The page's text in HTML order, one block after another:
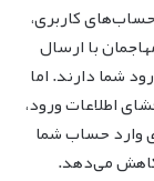
کاربری،
با ارسال
شما دارند. اما
اطلاعات ورود،
وارد حساب شما
می‌دهد.